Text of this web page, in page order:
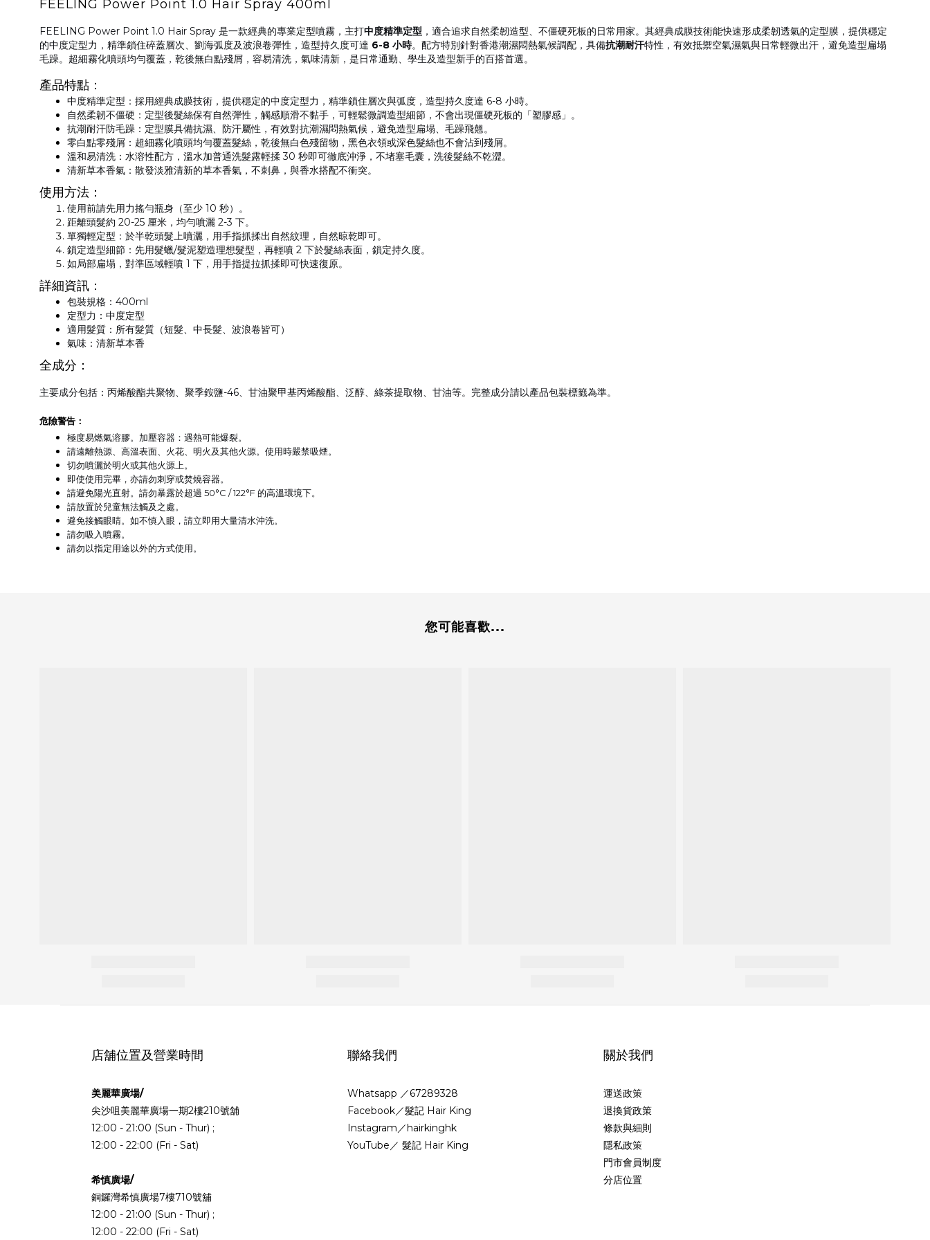
FEELING Power Point 1.0 Hair Spray 400ml
FEELING Power Point 1.0 Hair Spray 是一款經典的專業定型噴霧，主打中度精準定型 ，適合追求自然柔韌造型、不僵硬死板的日常用家。其經典成膜技術能快速形成柔韌透氣的定型膜，提供穩定
的中度定型力，精準鎖住碎蓋層次、劉海弧度及波浪卷彈性，造型持久度可達 6-8 小時。配方特別針對香港潮濕悶熱氣候調配，具備抗潮耐汗特性，有效抵禦空氣濕氣與日常輕微出汗，避免造型扁塌
毛躁。超細霧化噴頭均勻覆蓋，乾後無白點殘屑，容易清洗，氣味清新，是日常通勤、學生及造型新手的百搭首選。
產品特點：
中度精準定型 ：採用經典成膜技術，提供穩定的中度定型力，精準鎖住層次與弧度，造型持久度達 6-8 小時。
自然柔韌不僵硬 ：定型後髮絲保有自然彈性，觸感順滑不黏手，可輕鬆微調造型細節，不會出現僵硬死板的「塑膠感」。
抗潮耐汗防毛躁 ：定型膜具備抗濕、防汗屬性，有效對抗潮濕悶熱氣候，避免造型扁塌、毛躁飛翹。
零白點零殘屑 ：超細霧化噴頭均勻覆蓋髮絲，乾後無白色殘留物，黑色衣領或深色髮絲也不會沾到殘屑。
溫和易清洗 ：水溶性配方，溫水加普通洗髮露輕揉 30 秒即可徹底沖淨，不堵塞毛囊，洗後髮絲不乾澀。
清新草本香氣 ：散發淡雅清新的草本香氣，不刺鼻，與香水搭配不衝突。
使用方法：
使用前請先用力搖勻瓶身（至少 10 秒）。
距離頭髮約 20-25 厘米 ，均勻噴灑 2-3 下。
單獨輕定型 ：於半乾頭髮上噴灑，用手指抓揉出自然紋理，自然晾乾即可。
鎖定造型細節 ：先用髮蠟/髮泥塑造理想髮型，再輕噴 2 下於髮絲表面，鎖定持久度。
如局部扁塌，對準區域輕噴 1 下，用手指提拉抓揉即可快速復原。
詳細資訊：
包裝規格 ：400ml
定型力 ：中度定型
適用髮質 ：所有髮質（短髮、中長髮、波浪卷皆可）
氣味 ：清新草本香
全成分：
主要成分包括：丙烯酸酯共聚物、聚季銨鹽-46、甘油聚甲基丙烯酸酯、泛醇、綠茶提取物、甘油等。完整成分請以產品包裝標籤為準。
危險警告：
極度易燃氣溶膠。加壓容器：遇熱可能爆裂。
請遠離熱源、高溫表面、火花、明火及其他火源。使用時嚴禁吸煙。
切勿噴灑於明火或其他火源上。
即使使用完畢，亦請勿刺穿或焚燒容器。
請避免陽光直射。請勿暴露於超過 50°C / 122°F 的高溫環境下。
請放置於兒童無法觸及之處。
避免接觸眼睛。如不慎入眼，請立即用大量清水沖洗。
請勿吸入噴霧。
請勿以指定用途以外的方式使用。
您可能喜歡...
店舖位置及營業時間
美麗華廣場/
尖沙咀美麗華廣場一期2樓210號舖
12:00 - 21:00 (Sun - Thur) ;
12:00 - 22:00 (Fri - Sat)
希慎廣場/
銅鑼灣希慎廣場7樓710號舖
12:00 - 21:00 (Sun - Thur) ;
12:00 - 22:00 (Fri - Sat)
聯絡我們
Whatsapp ／67289328
Facebook／髮記 Hair King
Instagram／hairkinghk
YouTube／ 髮記 Hair King
關於我們
運送政策
退換貨政策
條款與細則
隱私政策
門市會員制度
分店位置